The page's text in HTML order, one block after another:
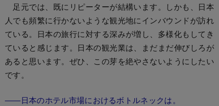
足元では、既にリピーターが結構います。しかも、日本
人でも頻繁に行かないような観光地にインバウンドが訪れ
ている。日本の旅行に対する深みが増し、多様化もしてき
ていると感じます。日本の観光業は、まだまだ伸びしろが
あると思います。ぜひ、この芽を絶やさないようにしたい
です。
――日本のホテル市場におけるボトルネックは。